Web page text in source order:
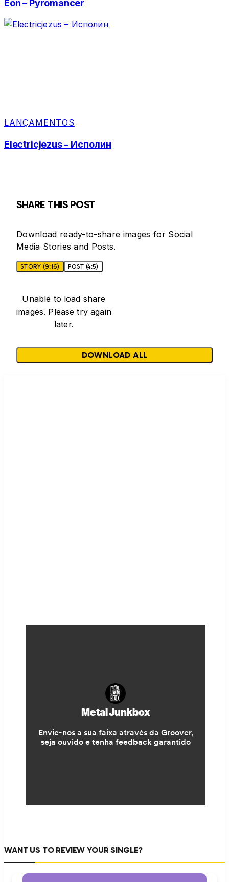
Eon – Pyromancer
LANÇAMENTOS
Electricjezus – Исполин
SHARE THIS POST
Download ready-to-share images for Social
Media Stories and Posts.
STORY (9:16) POST (4:5)
Unable to load share
images. Please try again
later.
DOWNLOAD ALL
WANT US TO REVIEW YOUR SINGLE?